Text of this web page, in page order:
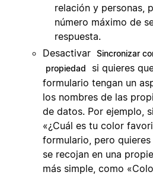
relación y personas,
número máximo de
respuesta.
Desactivar Sincronizar
propiedad
si quieres
formulario tengan un
los nombres de las
de datos. Por ejemplo,
«¿Cuál es tu color
formulario, pero
se recojan en una
más simple, como